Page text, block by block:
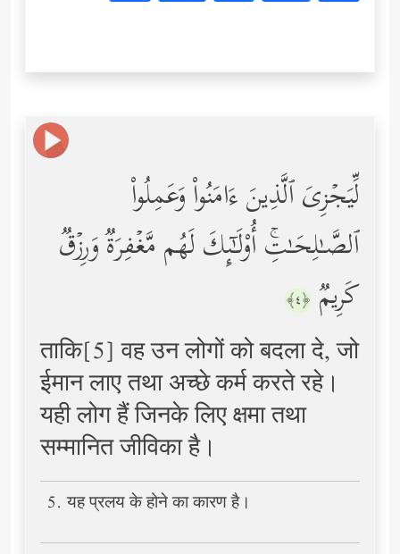
لِّیَجۡزِیَ ٱلَّذِینَ ءَامَنُواْ وَعَمِلُواْ
ٱلصَّـٰلِحَـٰتِۚ أُوْلَـٰۤىِٕكَ لَهُم مَّغۡفِرَةࣱ وَرِزۡقࣱ
كَرِیمࣱ ﴿٤﴾
ताकि[5] वह उन लोगों को बदला दे, जो
ईमान लाए तथा अच्छे कर्म करते रहे।
यही लोग हैं जिनके लिए क्षमा तथा
सम्मानित जीविका है।
5. यह प्रलय के होने का कारण है।